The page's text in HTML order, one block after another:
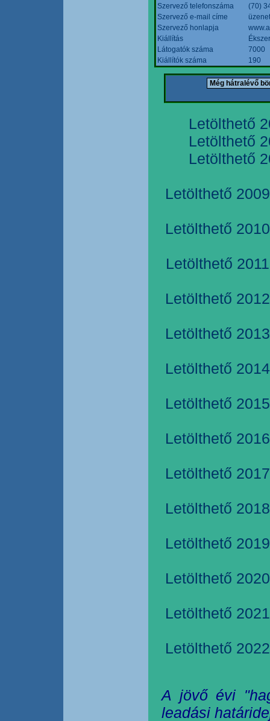
Szervező telefonszáma
(70)
Szervező e-mail címe
Szervező honlapja
Kiállítás
Látogatók száma
7000
Kiállítók száma
190
Letölthető
Letölthető
Letölthető
Letölthető
Letölthető
Letölthető
Letölthető
Letölthető
Letölthető
Letölthető
Letölthető
Letölthető
Letölthető
Letölthető
Letölthető
Letölthető
Letölthető
A jövő évi
leadási